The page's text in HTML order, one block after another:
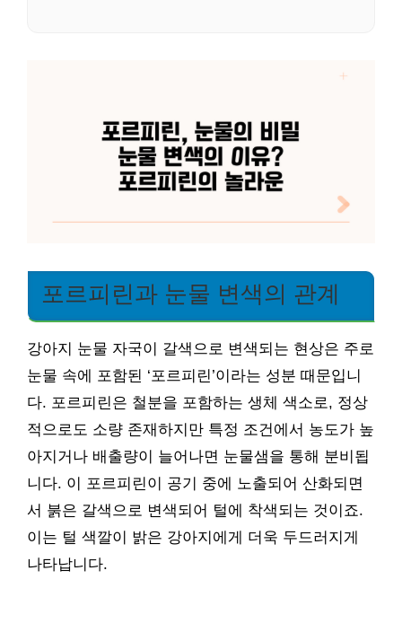
포르피린과 눈물 변색의 관계
강아지 눈물 자국이 갈색으로 변색되는 현상은 주로
눈물 속에 포함된 ‘포르피린’이라는 성분 때문입니
다. 포르피린은 철분을 포함하는 생체 색소로, 정상
적으로도 소량 존재하지만 특정 조건에서 농도가 높
아지거나 배출량이 늘어나면 눈물샘을 통해 분비됩
니다. 이 포르피린이 공기 중에 노출되어 산화되면
서 붉은 갈색으로 변색되어 털에 착색되는 것이죠.
이는 털 색깔이 밝은 강아지에게 더욱 두드러지게
나타납니다.